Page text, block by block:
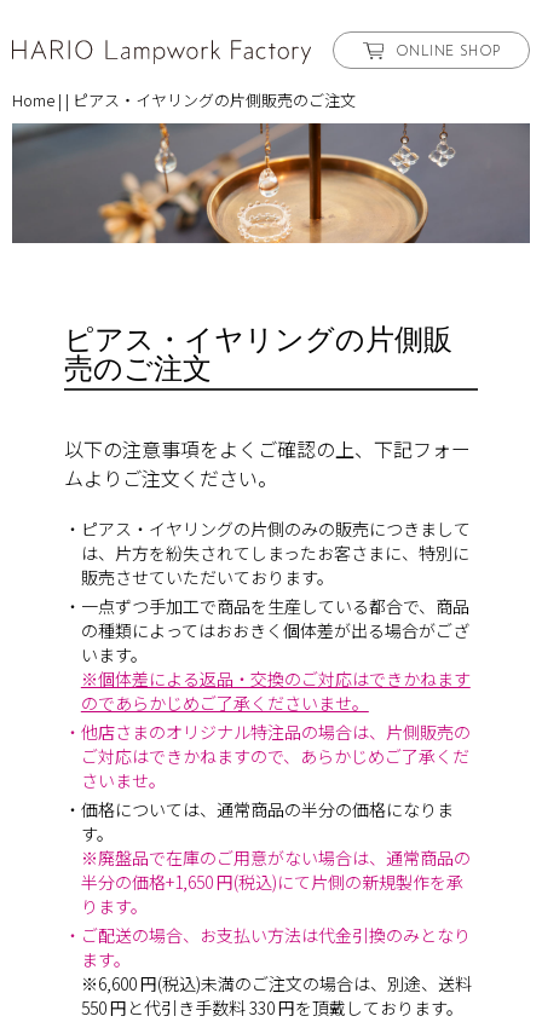
ONLINE SHOP
Home | | ピアス・イヤリングの片側販売のご注文
ピアス・イヤリングの片側販
売のご注文
以下の注意事項をよくご確認の上、下記フォー
ムよりご注文ください。
・ピアス・イヤリングの片側のみの販売につきまして
は、片方を紛失されてしまったお客さまに、特別に
販売させていただいております。
・一点ずつ手加工で商品を生産している都合で、商品
の種類によってはおおきく個体差が出る場合がござ
います。
※個体差による返品・交換のご対応はできかねます
のであらかじめご了承くださいませ。
・他店さまのオリジナル特注品の場合は、片側販売の
ご対応はできかねますので、あらかじめご了承くだ
さいませ。
・価格については、通常商品の半分の価格になりま
す。
※廃盤品で在庫のご用意がない場合は、通常商品の
半分の価格+1,650 円(税込)にて片側の新規製作を承
ります。
・ご配送の場合、お支払い方法は代金引換のみとなり
ます。
※6,600 円(税込)未満のご注文の場合は、別途、送料
550 円と代引き手数料 330 円を頂戴しております。